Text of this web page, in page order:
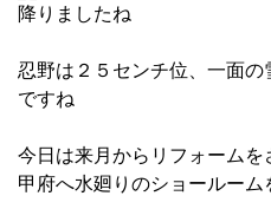
降りましたね
忍野は２５センチ位、一面
ですね
今日は来月からリフォームを
甲府へ水廻りのショールーム